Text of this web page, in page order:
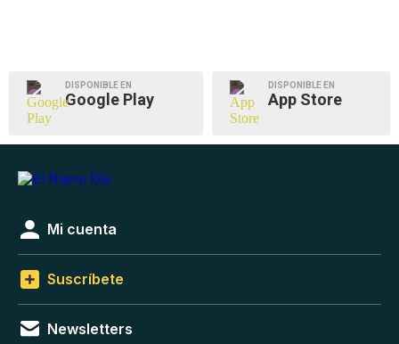
DISPONIBLE EN
Google Play
DISPONIBLE EN
App Store
Mi cuenta
Suscríbete
Newsletters